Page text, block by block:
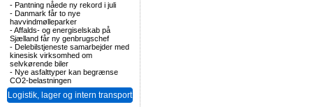
- Pantning nåede ny rekord i juli
- Danmark får to nye
havvindmølleparker
-Affalds- og energiselskab på
Sjælland får ny genbrugschef
- Delebilstjeneste samarbejder med
kinesisk virksomhed om
selvkørende biler
- Nye asfalttyper kan begrænse
CO2-belastningen
Logistik, lager og intern transport